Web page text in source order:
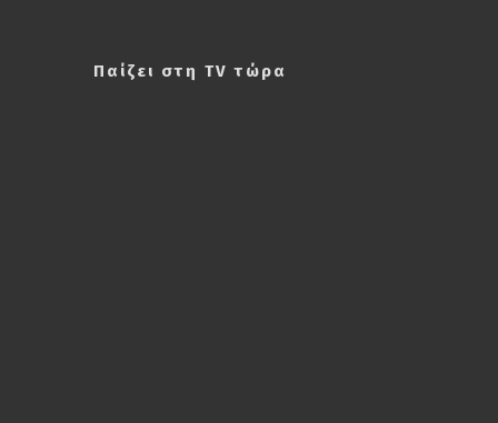
Παίζει στη TV τώρα